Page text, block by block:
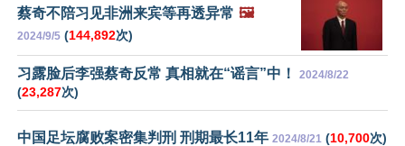
蔡奇不陪习见非洲来宾等再透异常 🖼️
2024/9/5 (144,892次)
习露脸后李强蔡奇反常 真相就在“谣言”中！ 2024/8/22
(23,287次)
中国足坛腐败案密集判刑 刑期最长11年 2024/8/21 (10,700次)